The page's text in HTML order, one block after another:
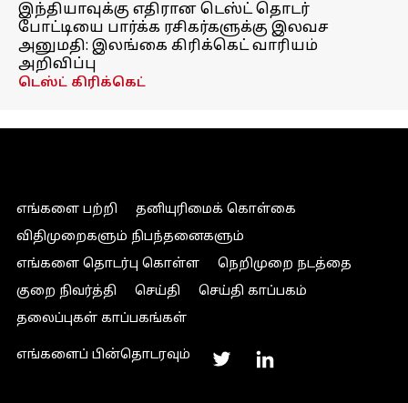
இந்தியாவுக்கு எதிரான டெஸ்ட் தொடர்
போட்டியை பார்க்க ரசிகர்களுக்கு இலவச
அனுமதி: இலங்கை கிரிக்கெட் வாரியம்
அறிவிப்பு
டெஸ்ட் கிரிக்கெட்
எங்களை பற்றி
தனியுரிமைக் கொள்கை
விதிமுறைகளும் நிபந்தனைகளும்
எங்களை தொடர்பு கொள்ள
நெறிமுறை நடத்தை
குறை நிவர்த்தி
செய்தி
செய்தி காப்பகம்
தலைப்புகள் காப்பகங்கள்
எங்களைப் பின்தொடரவும்